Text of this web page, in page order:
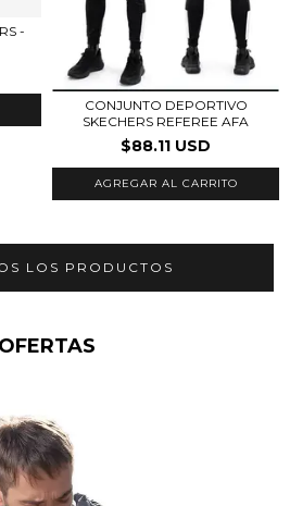
-
CONJUNTO DEPORTIVO
SKECHERS REFEREE AFA
$88.11 USD
AGREGAR AL CARRITO
LOS PRODUCTOS
OFERTAS